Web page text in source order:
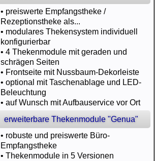
• preiswerte Empfangstheke /
Rezeptionstheke als...
• modulares Thekensystem individuell
konfigurierbar
• 4 Thekenmodule mit geraden und
schrägen Seiten
• Frontseite mit Nussbaum-Dekorleiste
• optional mit Taschenablage und LED-
Beleuchtung
• auf Wunsch mit Aufbauservice vor Ort
erweiterbare Thekenmodule "Genua"
• robuste und preiswerte Büro-
Empfangstheke
• Thekenmodule in 5 Versionen